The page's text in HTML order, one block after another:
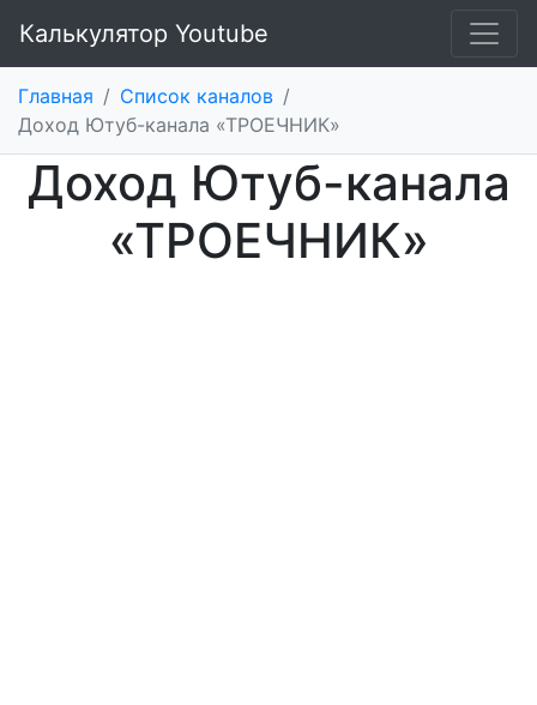
Калькулятор Youtube
Главная / Список каналов /
Доход Ютуб-канала «ТРОЕЧНИК»
Доход Ютуб-канала
«ТРОЕЧНИК»